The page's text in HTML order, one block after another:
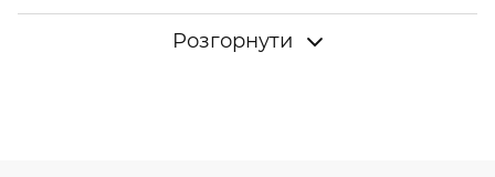
Особливості та
Розгорнути